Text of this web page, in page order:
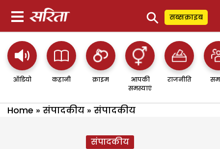
⚲ सब्सक्राइब
ऑडियो कहानी क्राइम
आपकी
समस्याएं
राजनीति
Home » संपादकीय » संपादकीय
संपादकीय